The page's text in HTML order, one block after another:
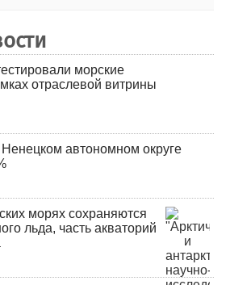
морские
отраслевой витрины
автономном округе
морях сохраняются
льда, часть акваторий